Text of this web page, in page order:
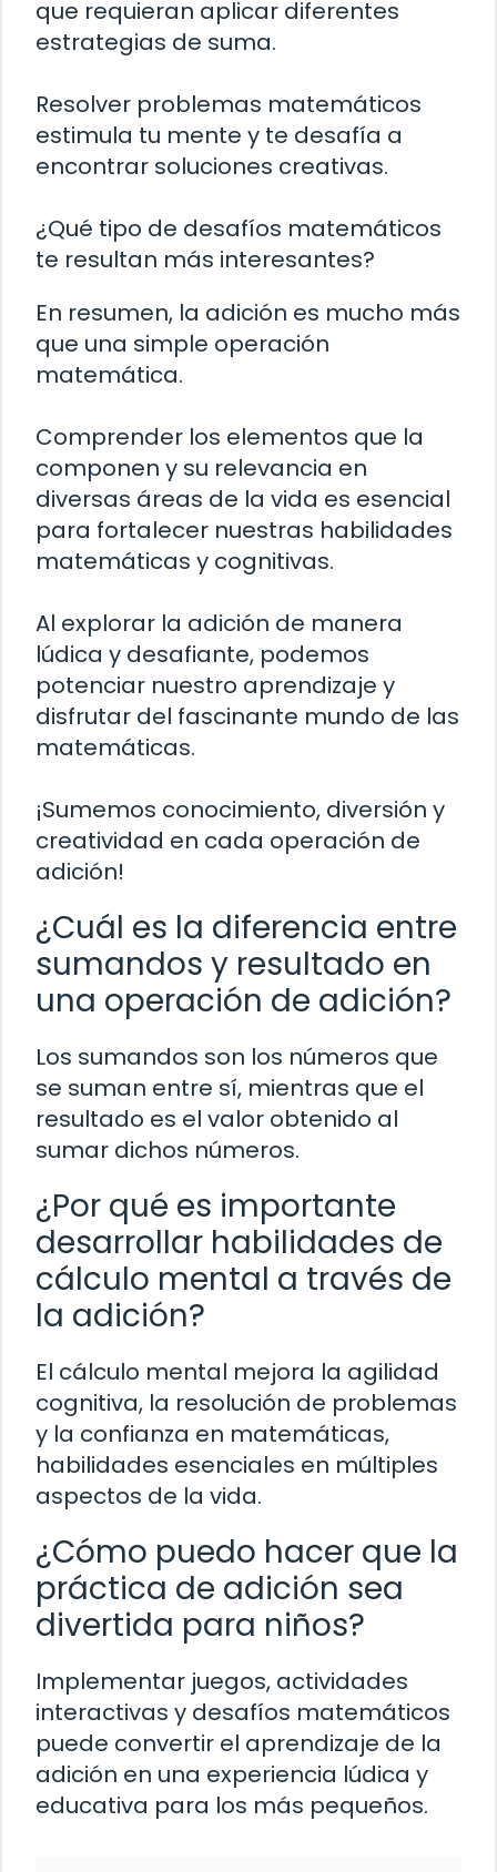
que requieran aplicar diferentes
estrategias de suma.
Resolver problemas matemáticos
estimula tu mente y te desafía a
encontrar soluciones creativas.
¿Qué tipo de desafíos matemáticos
te resultan más interesantes?
En resumen, la adición es mucho más
que una simple operación
matemática.
Comprender los elementos que la
componen y su relevancia en
diversas áreas de la vida es esencial
para fortalecer nuestras habilidades
matemáticas y cognitivas.
Al explorar la adición de manera
lúdica y desafiante, podemos
potenciar nuestro aprendizaje y
disfrutar del fascinante mundo de las
matemáticas.
¡Sumemos conocimiento, diversión y
creatividad en cada operación de
adición!
¿Cuál es la diferencia entre
sumandos y resultado en
una operación de adición?
Los sumandos son los números que
se suman entre sí, mientras que el
resultado es el valor obtenido al
sumar dichos números.
¿Por qué es importante
desarrollar habilidades de
cálculo mental a través de
la adición?
El cálculo mental mejora la agilidad
cognitiva, la resolución de problemas
y la confianza en matemáticas,
habilidades esenciales en múltiples
aspectos de la vida.
¿Cómo puedo hacer que la
práctica de adición sea
divertida para niños?
Implementar juegos, actividades
interactivas y desafíos matemáticos
puede convertir el aprendizaje de la
adición en una experiencia lúdica y
educativa para los más pequeños.